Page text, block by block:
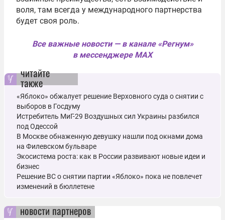
воля, там всегда у международного партнерства
будет своя роль.
Все важные новости — в канале «Регнум»
в мессенджере MAX
читайте
также
«Яблоко» обжалует решение Верховного суда о снятии с
выборов в Госдуму
Истребитель МиГ-29 Воздушных сил Украины разбился
под Одессой
В Москве обнаженную девушку нашли под окнами дома
на Филевском бульваре
Экосистема роста: как в России развивают новые идеи и
бизнес
Решение ВС о снятии партии «Яблоко» пока не повлечет
изменений в бюллетене
новости партнеров